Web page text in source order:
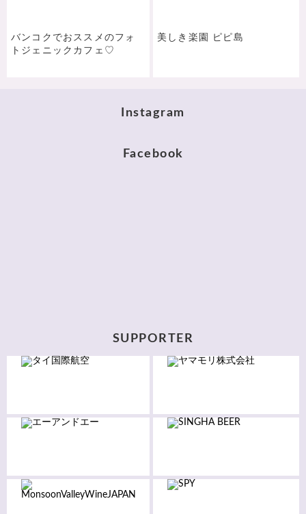
バンコクでおススメのフォ
トジェニックカフェ♡
美しき楽園 ピピ島
Instagram
Facebook
SUPPORTER